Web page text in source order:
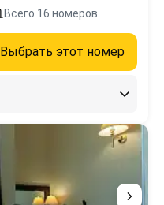
Всего 16 номеров
Выбрать этот номер